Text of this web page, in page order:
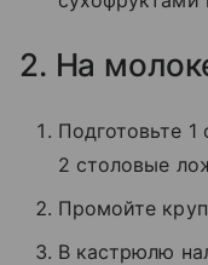
2. На
Подготовьте 1
2 столовые
Промойте
В кастрюлю